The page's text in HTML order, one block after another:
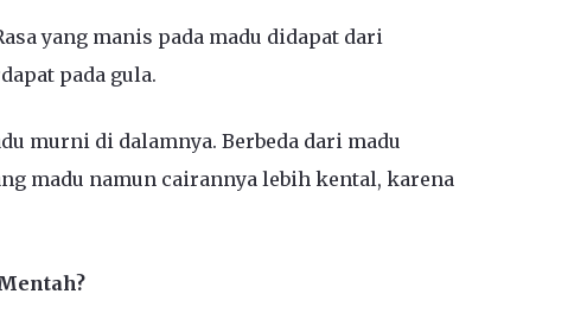
yang manis pada madu didapat dari
pada gula.
murni di dalamnya. Berbeda dari madu
madu namun cairannya lebih kental, karena